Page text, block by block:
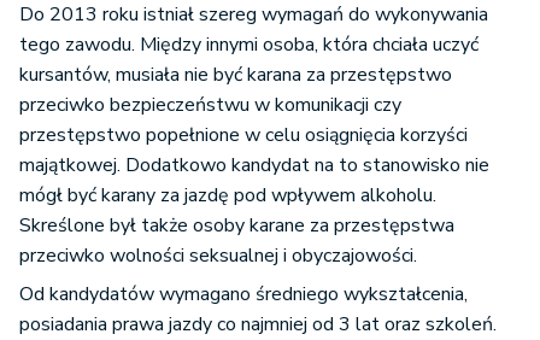
Do 2013 roku istniał szereg wymagań do wykonywania
tego zawodu. Między innymi osoba, która chciała uczyć
kursantów, musiała nie być karana za przestępstwo
przeciwko bezpieczeństwu w komunikacji czy
przestępstwo popełnione w celu osiągnięcia korzyści
majątkowej. Dodatkowo kandydat na to stanowisko nie
mógł być karany za jazdę pod wpływem alkoholu.
Skreślone był także osoby karane za przestępstwa
przeciwko wolności seksualnej i obyczajowości.
Od kandydatów wymagano średniego wykształcenia,
posiadania prawa jazdy co najmniej od 3 lat oraz szkoleń.